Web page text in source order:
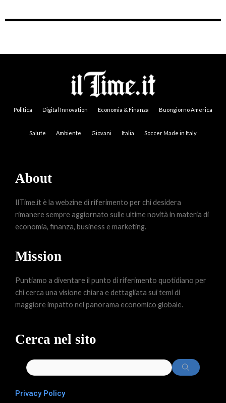
Politica Digital Innovation Economia & Finanza Buongiorno America
Salute Ambiente Giovani Italia Soccer Made in Italy
About
IlTime.it è la webzine di riferimento per chi desidera
rimanere sempre aggiornato sulle ultime novità in materia di
economia, finanza, business e marketing.
Mission
Puntiamo a diventare il punto di riferimento quotidiano per
chi cerca una visione chiara e dettagliata sui temi di
maggiore impatto nel panorama economico globale.
Cerca nel sito
Privacy Policy